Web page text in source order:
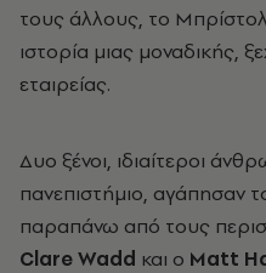
τους άλλους, το
ιστορία μιας μοναδικής,
εταιρείας.
Δυο ξένοι, ιδιαίτεροι
πανεπιστήμιο, αγάπησαν
παραπάνω από τους
Clare Wadd και ο Matt